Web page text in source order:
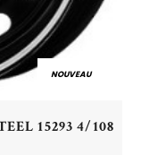
NOUVEAU
15293 4/108